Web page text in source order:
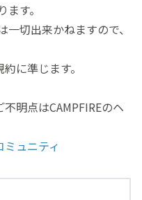
す。
切出来かねますので、
に準じます。
明点はCAMPFIREのヘ
ミュニティ